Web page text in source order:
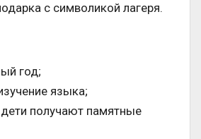
с символикой лагеря.
год;
языка;
получают памятные